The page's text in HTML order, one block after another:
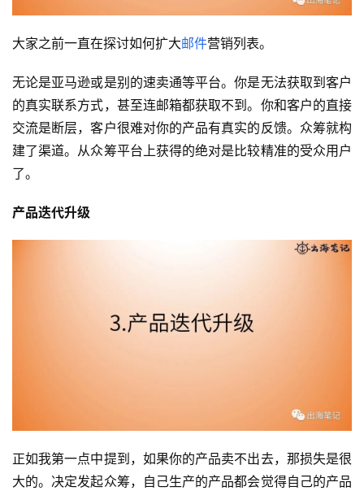
例
拆
操
盘
手
C
l
干
大家之前一直在探讨如何扩大邮件营销列表。
无论是亚马逊或是别的速卖通等平台。你是无法获取到客户
的真实联系方式，甚至连邮箱都获取不到。你和客户的直接
交流是断层，客户很难对你的产品有真实的反馈。众筹就构
建了渠道。从众筹平台上获得的绝对是比较精准的受众用户
了。
产品迭代升级
正如我第一点中提到，如果你的产品卖不出去，那损失是很
大的。决定发起众筹，自己生产的产品都会觉得自己的产品